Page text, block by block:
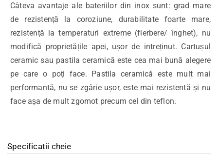
Câteva avantaje ale bateriilor din inox sunt: grad mare
de rezistență la coroziune, durabilitate foarte mare,
rezistență la temperaturi extreme (fierbere/ înghet), nu
modifică proprietățile apei, ușor de intreținut. Cartușul
ceramic sau pastila ceramică este cea mai bună alegere
pe care o poți face. Pastila ceramică este mult mai
performantă, nu se zgârie ușor, este mai rezistentă și nu
face așa de mult zgomot precum cel din teflon.
Specificatii cheie